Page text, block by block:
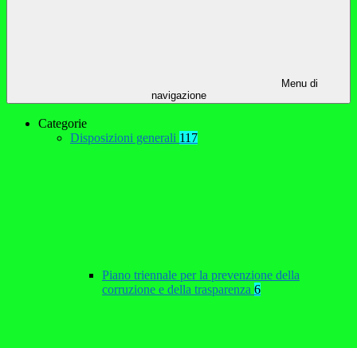
Menu di
navigazione
Categorie
Disposizioni generali 117
Piano triennale per la prevenzione della
corruzione e della trasparenza 6